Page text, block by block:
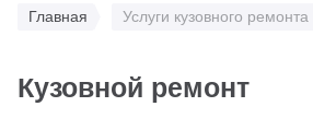
Главная Услуги кузовного ремонта
Кузовной ремонт